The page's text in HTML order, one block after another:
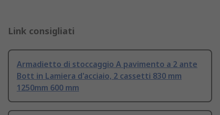
Link consigliati
Armadietto di stoccaggio A pavimento a 2 ante
Bott in Lamiera d'acciaio, 2 cassetti 830 mm
1250mm 600 mm